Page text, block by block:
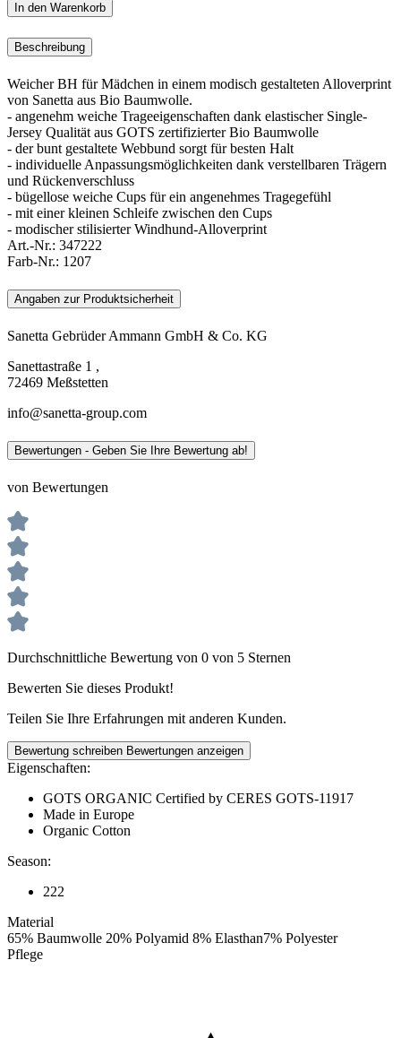
In den Warenkorb
Beschreibung
Weicher BH für Mädchen in einem modisch gestalteten Alloverprint
von Sanetta aus Bio Baumwolle.
- angenehm weiche Trageeigenschaften dank elastischer Single-
Jersey Qualität aus GOTS zertifizierter Bio Baumwolle
- der bunt gestaltete Webbund sorgt für besten Halt
- individuelle Anpassungsmöglichkeiten dank verstellbaren Trägern
und Rückenverschluss
- bügellose weiche Cups für ein angenehmes Tragegefühl
- mit einer kleinen Schleife zwischen den Cups
- modischer stilisierter Windhund-Alloverprint
Art.-Nr.: 347222
Farb-Nr.: 1207
Angaben zur Produktsicherheit
Sanetta Gebrüder Ammann GmbH & Co. KG
Sanettastraße 1 ,
72469 Meßstetten
info@sanetta-group.com
Bewertungen - Geben Sie Ihre Bewertung ab!
von Bewertungen
Durchschnittliche Bewertung von 0 von 5 Sternen
Bewerten Sie dieses Produkt!
Teilen Sie Ihre Erfahrungen mit anderen Kunden.
Bewertung schreiben Bewertungen anzeigen
Eigenschaften:
GOTS ORGANIC Certified by CERES GOTS-11917
Made in Europe
Organic Cotton
Season:
222
Material
65% Baumwolle 20% Polyamid 8% Elasthan7% Polyester
Pflege